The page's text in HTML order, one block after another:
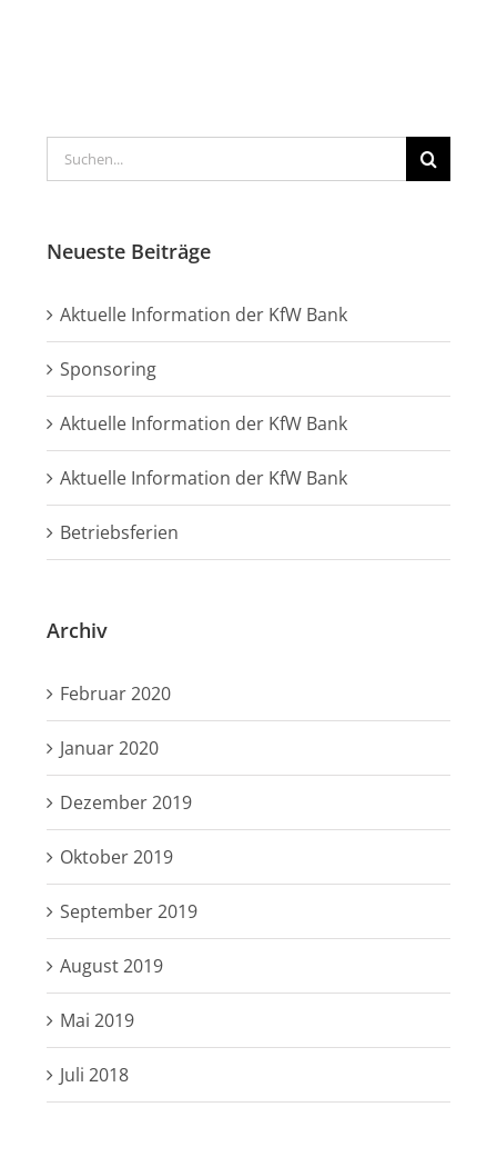
Suche
nach:
Neueste Beiträge
Aktuelle Information der KfW Bank
Sponsoring
Aktuelle Information der KfW Bank
Aktuelle Information der KfW Bank
Betriebsferien
Archiv
Februar 2020
Januar 2020
Dezember 2019
Oktober 2019
September 2019
August 2019
Mai 2019
Juli 2018